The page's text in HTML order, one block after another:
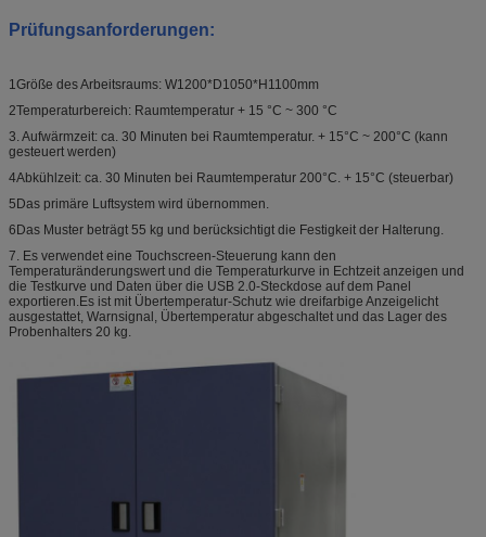
Prüfungsanforderungen:
1Größe des Arbeitsraums: W1200*D1050*H1100mm
2Temperaturbereich: Raumtemperatur + 15 °C ~ 300 °C
3. Aufwärmzeit: ca. 30 Minuten bei Raumtemperatur. + 15°C ~ 200°C (kann
gesteuert werden)
4Abkühlzeit: ca. 30 Minuten bei Raumtemperatur 200°C. + 15°C (steuerbar)
5Das primäre Luftsystem wird übernommen.
6Das Muster beträgt 55 kg und berücksichtigt die Festigkeit der Halterung.
7. Es verwendet eine Touchscreen-Steuerung kann den
Temperaturänderungswert und die Temperaturkurve in Echtzeit anzeigen und
die Testkurve und Daten über die USB 2.0-Steckdose auf dem Panel
exportieren.Es ist mit Übertemperatur-Schutz wie dreifarbige Anzeigelicht
ausgestattet, Warnsignal, Übertemperatur abgeschaltet und das Lager des
Probenhalters 20 kg.